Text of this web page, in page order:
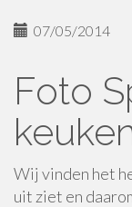
07/05/2014
Foto
Wij vinden het
uit ziet en